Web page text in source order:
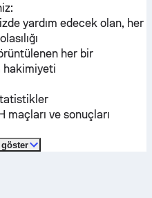
yardım edecek olan, her
her bir
hakimiyeti
maçları ve sonuçları
göster